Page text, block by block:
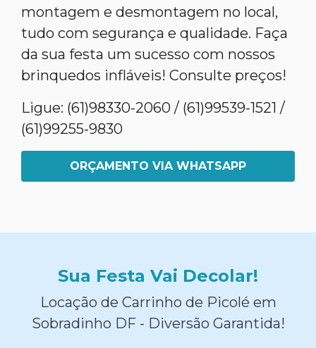
montagem e desmontagem no local,
tudo com segurança e qualidade. Faça
da sua festa um sucesso com nossos
brinquedos infláveis! Consulte preços!
Ligue: (61)98330-2060 / (61)99539-1521 /
(61)99255-9830
ORÇAMENTO VIA WHATSAPP
Sua Festa Vai Decolar!
Locação de Carrinho de Picolé em
Sobradinho DF - Diversão Garantida!